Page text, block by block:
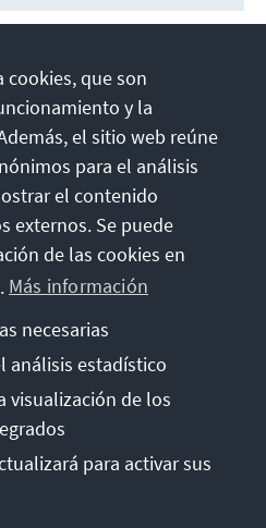
Condiciones de uso
accesibilidad
barrera
Stiftung e.V. 2026
cookies, que son
y la
el sitio web reúne
para el análisis
el contenido
externos. Se puede
de las cookies en
Más información
necesarias
análisis estadístico
visualización de los
para activar sus